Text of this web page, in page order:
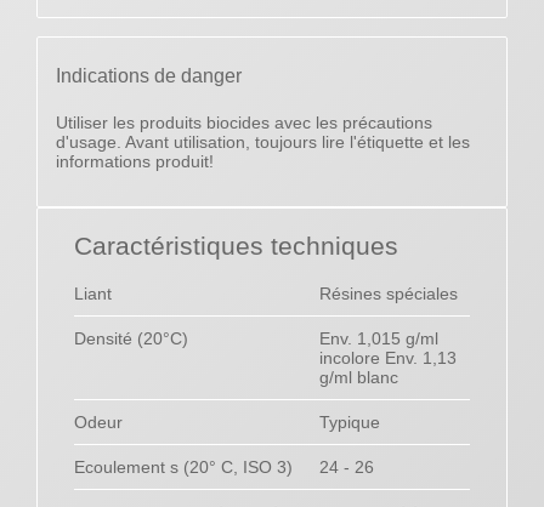
Indications de danger
Utiliser les produits biocides avec les précautions
d'usage. Avant utilisation, toujours lire l'étiquette et les
informations produit!
Caractéristiques techniques
Liant Résines spéciales
Densité (20°C)
Env. 1,015 g/ml
incolore Env. 1,13
g/ml blanc
Odeur Typique
Ecoulement s (20° C, ISO 3) 24 - 26